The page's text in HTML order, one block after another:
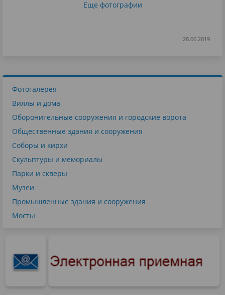
Еще фотографии
28.06.2019
Фотогалерея
Виллы и дома
Оборонительные сооружения и городские ворота
Общественные здания и сооружения
Соборы и кирхи
Скульптуры и мемориалы
Парки и скверы
Музеи
Промышленные здания и сооружения
Мосты